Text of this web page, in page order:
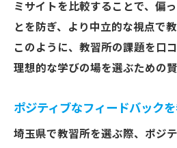
ミサイトを比較することで、偏
とを防ぎ、より中立的な視点で
このように、教習所の課題を口
理想的な学びの場を選ぶための賢
ポジティブなフィードバック
埼玉県で教習所を選ぶ際、ポジ